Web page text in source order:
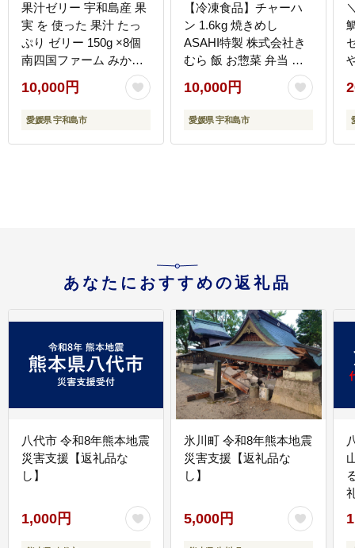
果汁ゼリー 宇和島産 果
実 を 使った 果汁 たっ
ぷり ゼリー 150g ×8個
南四国ファーム みかん
蜜柑 ぽんかん 不知火 (
デコポン と同品種) しら
ぬい 河内晩柑 ブルーベ
シャーベット スイーツ
10,000円
愛媛県 宇和島市
【冷凍食品】チャーハ
ン 1.6kg 焼きめし
ASAHI特製 株式会社き
むら 飯 お惣菜 弁当 米
こめ kome 簡単調理
J010-126002
10,000円
愛媛県 宇和島市
あなたにおすすめの返礼品
八代市 令和8年熊本地震
災害支援【返礼品な
し】
1,000円
氷川町 令和8年熊本地震
災害支援【返礼品な
し】
5,000円